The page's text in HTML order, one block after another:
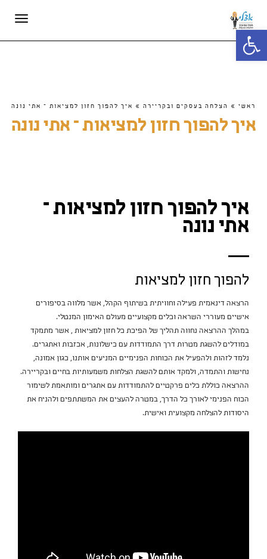
פתח סרגל נגישות
ראשי » הצלחה בעסקים ובקריירה » איך להפוך חזון למציאות – אתי נונה
איך להפוך חזון למציאות – אתי נונה
איך להפוך חזון למציאות –
אתי נונה
להפוך חזון למציאות
הרצאה דינאמית פעילה וחוויתית בשיתוף הקהל, אשר מלווה בסיפורים
אישיים מעוררי השראה וכלים מקצועיים מעולם האימון המנטלי.
במהלך ההרצאה נחווה תהליך של הפיכת כל חזון למציאות , אשר מתמקד
במודלים להשגת מטרות דרך התמודדות עם כישלונות, אכזבות ואתגרים.
נלמד לזהות ולהפעיל את הכוחות הפנימיים המניעים אותנו, כגון אמונה,
נחישות והתמדה, ולמקד אותם להשגת הצלחות משמעותיות בחיים ובקריירה.
ההרצאה כוללת כלים פרקטיים להתמודדות עם אתגרים ומותאמת לשימור
הכוח הפנימי לאורך כל הדרך, במטרה להעצים את המשתתפים ולהניח את
היסודות להצלחה מקצועית ואישית.